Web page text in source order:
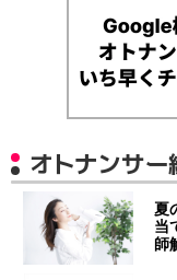
オトナンサ
夏
当
師